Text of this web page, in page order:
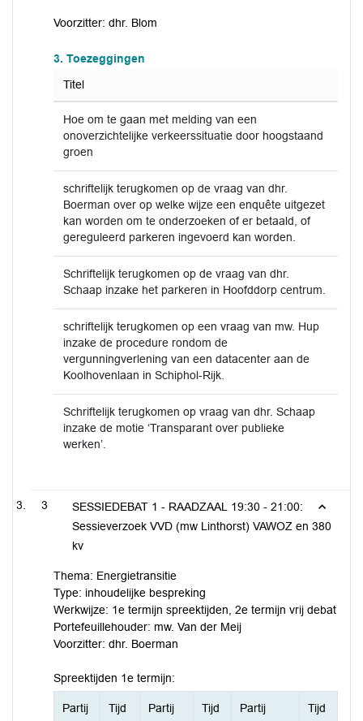
Voorzitter: dhr. Blom
3. Toezeggingen
Titel
Hoe om te gaan met melding van een
onoverzichtelijke verkeerssituatie door hoogstaand
groen
schriftelijk terugkomen op de vraag van dhr.
Boerman over op welke wijze een enquête uitgezet
kan worden om te onderzoeken of er betaald, of
gereguleerd parkeren ingevoerd kan worden.
Schriftelijk terugkomen op de vraag van dhr.
Schaap inzake het parkeren in Hoofddorp centrum.
schriftelijk terugkomen op een vraag van mw. Hup
inzake de procedure rondom de
vergunningverlening van een datacenter aan de
Koolhovenlaan in Schiphol-Rijk.
Schriftelijk terugkomen op vraag van dhr. Schaap
inzake de motie ‘Transparant over publieke
werken’.
3
SESSIEDEBAT 1 - RAADZAAL 19:30 - 21:00:
Sessieverzoek VVD (mw Linthorst) VAWOZ en 380
kv
Thema: Energietransitie
Type: inhoudelijke bespreking
Werkwijze: 1e termijn spreektijden, 2e termijn vrij debat
Portefeuillehouder: mw. Van der Meij
Voorzitter: dhr. Boerman
Spreektijden 1e termijn:
Partij Tijd Partij Tijd Partij Tijd